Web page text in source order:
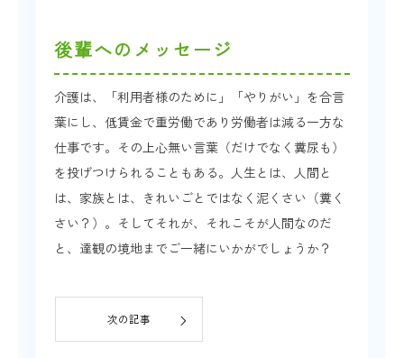
後輩へのメッセージ
介護は、「利用者様のために」「やりがい」を合言
葉にし、低賃金で重労働であり労働者は減る一方な
仕事です。その上心無い言葉（だけでなく糞尿も）
を投げつけられることもある。人生とは、人間と
は、家族とは、きれいごとではなく泥くさい（糞く
さい？）。そしてそれが、それこそが人間なのだ
と、達観の境地までご一緒にいかがでしょうか？
次の記事